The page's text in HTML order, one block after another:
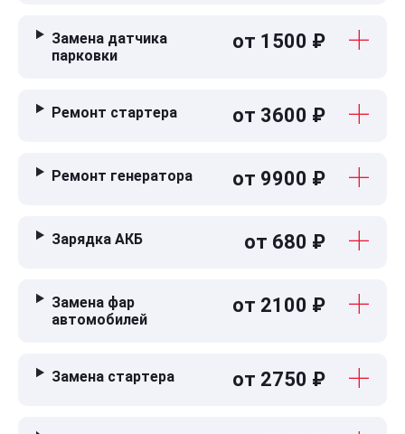
Замена датчика
парковки
от 1500 ₽
Ремонт стартера от 3600 ₽
Ремонт генератора от 9900 ₽
Зарядка АКБ от 680 ₽
Замена фар
автомобилей
от 2100 ₽
Замена стартера от 2750 ₽